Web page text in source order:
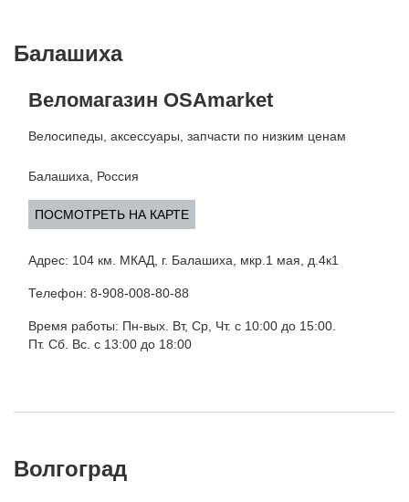
Балашиха
Веломагазин OSAmarket
Велосипеды, аксессуары, запчасти по низким ценам
Балашиха, Россия
ПОСМОТРЕТЬ НА КАРТЕ
Адрес: 104 км. МКАД, г. Балашиха, мкр.1 мая, д.4к1
Телефон: 8-908-008-80-88
Время работы: Пн-вых. Вт, Ср, Чт. с 10:00 до 15:00.
Пт. Сб. Вс. с 13:00 до 18:00
Волгоград